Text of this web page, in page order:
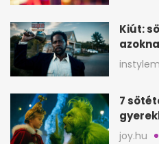
Kiút:
keresik
7
joy.hu